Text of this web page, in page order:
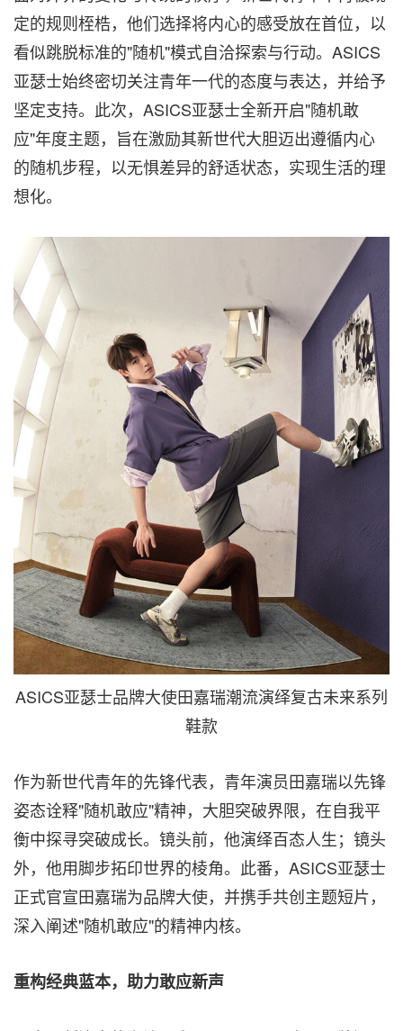
定的规则桎梏，他们选择将内心的感受放在首位，以
看似跳脱标准的"随机"模式自洽探索与行动。ASICS
亚瑟士始终密切关注青年一代的态度与表达，并给予
坚定支持。此次，ASICS亚瑟士全新开启"随机敢
应"年度主题，旨在激励其新世代大胆迈出遵循内心
的随机步程，以无惧差异的舒适状态，实现生活的理
想化。
ASICS亚瑟士品牌大使田嘉瑞潮流演绎复古未来系列
鞋款
作为新世代青年的先锋代表，青年演员田嘉瑞以先锋
姿态诠释"随机敢应"精神，大胆突破界限，在自我平
衡中探寻突破成长。镜头前，他演绎百态人生；镜头
外，他用脚步拓印世界的棱角。此番，ASICS亚瑟士
正式官宣田嘉瑞为品牌大使，并携手共创主题短片，
深入阐述"随机敢应"的精神内核。
重构经典蓝本，助力敢应新声